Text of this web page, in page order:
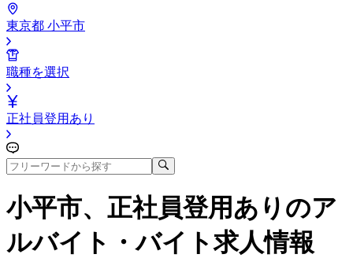
東京都 小平市
職種を選択
正社員登用あり
小平市、正社員登用あり のア
ルバイト・バイト求人情報